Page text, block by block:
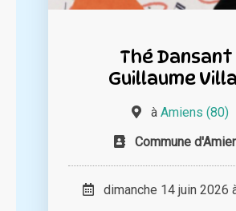
Thé Dansant
Guillaume
à Amiens (80)
Commune
dimanche 14 juin 2026